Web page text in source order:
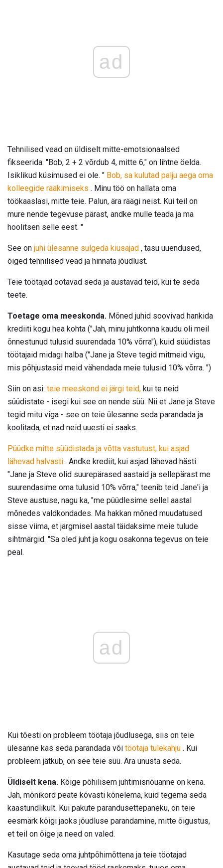
ad
Tehnilised vead on üldiselt mitte-emotsionaalsed
fikseerida. "Bob, 2 + 2 võrdub 4, mitte 6," on lihtne öelda.
Isiklikud küsimused ei ole. " Bob, sa kulutad palju aega oma
kolleegide rääkimiseks . Minu töö on hallata oma
töökaaslasi, mitte teie. Palun, ära räägi neist. Kui teil on
mure nende tegevuse pärast, andke mulle teada ja ma
hoolitsen selle eest. "
See on juhi ülesanne sulgeda kiusajad , tasu uuendused,
õiged tehnilised vead ja hinnata jõudlust.
Teie töötajad ootavad seda ja austavad teid, kui te seda
teete.
Toetage oma meeskonda. Mõned juhid soovivad hankida
krediiti kogu hea kohta ("Jah, minu juhtkonna kaudu oli meil
õnnestunud tulusid suurendada 10% võrra"), kuid süüdistas
töötajaid midagi halba ("Jane ja Steve tegid mitmeid vigu,
mis põhjustasid meid vähendada meie tulusid 10% võrra. ")
Siin on asi: teie meeskond ei järgi teid, kui te neid
süüdistate - isegi kui see on nende süü. Nii et Jane ja Steve
tegid mitu viga - see on teie ülesanne seda parandada ja
koolitada, et nad neid uuesti ei saaks.
Püüdke mitte süüdistada ja võtta vastutust, kui asjad
lähevad halvasti . Andke krediit, kui asjad lähevad hästi.
"Jane ja Steve olid suurepärased aastaid ja sellepärast me
suurendasime oma tulusid 10% võrra," teenib teid Jane'i ja
Steve austuse, nagu ka, "me püüdlesime sellel aastal
mõnedes valdkondades. Ma hakkan mõned muudatused
sisse viima, et järgmisel aastal täidaksime meie tulude
sihtmärgid. "Sa oled juht ja kogu osakonna tegevus on teie
peal.
ad
Kui tõesti on probleem töötaja jõudlusega, siis on teie
ülesanne kas seda parandada või töötaja tulekahju . Kui
probleem jätkub, on see teie süü. Ära unusta seda.
Üldiselt kena. Kõige põhilisem juhtimisnõuanne on kena.
Jah, mõnikord peate kõvasti kõnelema, kuid tegema seda
kaastundlikult. Kui pakute parandusettepaneku, on teie
eesmärk kõigi jaoks jõudluse parandamine, mitte õigustus,
et teil on õige ja need on valed.
Kasutage seda oma juhtpõhimõttena ja teie töötajad